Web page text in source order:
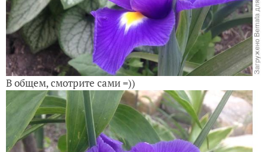
В общем, смотрите сами =))